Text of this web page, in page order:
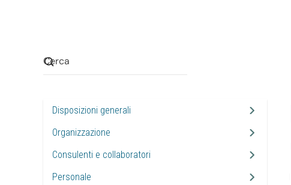
Disposizioni generali
Organizzazione
Consulenti e collaboratori
Personale